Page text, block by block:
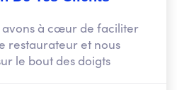
avons à cœur de faciliter
restaurateur et nous
le bout des doigts